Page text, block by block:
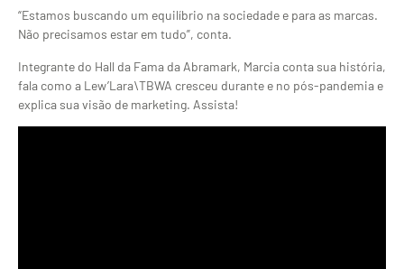
“Estamos buscando um equilíbrio na sociedade e para as marcas.
Não precisamos estar em tudo”, conta.
Integrante do Hall da Fama da Abramark, Marcia conta sua história,
fala como a Lew’Lara\TBWA cresceu durante e no pós-pandemia e
explica sua visão de marketing. Assista!